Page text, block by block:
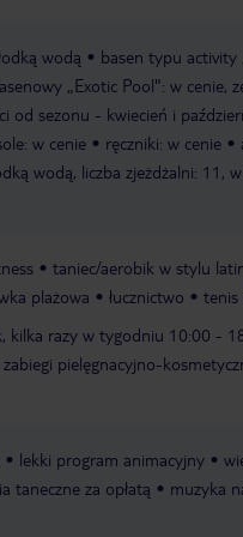
wodą
basen typu activity
„Exotic Pool": w cenie,
od sezonu - kwiecień i
w cenie ręczniki: w cenie
wodą, liczba zjeżdżalni: 11,
taniec/aerobik w stylu
plażowa łucznictwo tenis
kilka razy w tygodniu 10:00 -
zabiegi pielęgnacyjno-
lekki program animacyjny
taneczne za opłatą muzyka